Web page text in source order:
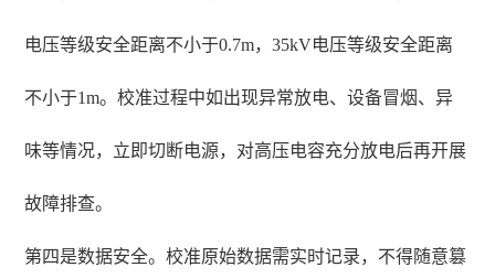
电压等级安全距离不小于0.7m，35kV电压等级安全距离
不小于1m。校准过程中如出现异常放电、设备冒烟、异
味等情况，立即切断电源，对高压电容充分放电后再开展
故障排查。
第四是数据安全。校准原始数据需实时记录，不得随意篡